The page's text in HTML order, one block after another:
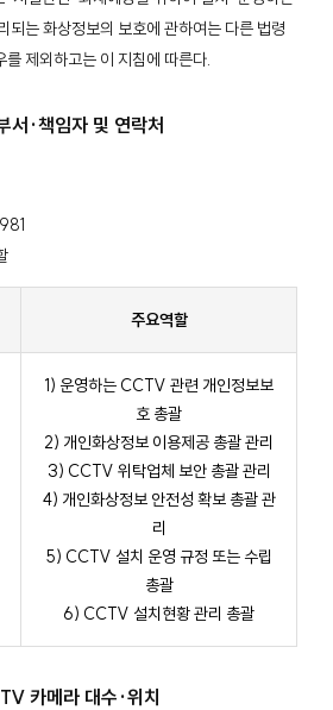
는 화상정보의 보호에 관하여는 다른 법령
제외하고는 이 지침에 따른다.
서·책임자 및 연락처
주요역할
1) 운영하는 CCTV 관련 개인정보보
호 총괄
2) 개인화상정보 이용제공 총괄 관리
3) CCTV 위탁업체 보안 총괄 관리
4) 개인화상정보 안전성 확보 총괄 관
리
5) CCTV 설치 운영 규정 또는 수립
총괄
6) CCTV 설치현황 관리 총괄
카메라 대수·위치